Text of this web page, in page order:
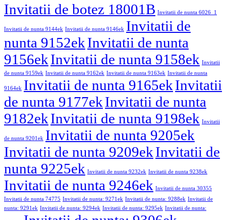
Invitatii de botez 18001B Invitatii de nunta 6026_1
Invitatii de nunta 9144ek Invitatii de nunta 9146ek Invitatii de
nunta 9152ekInvitatii de nunta
9156ekInvitatii de nunta 9158ek Invitatii
de nunta 9159ek Invitatii de nunta 9162ek Invitatii de nunta 9163ek Invitatii de nunta
9164ek Invitatii de nunta 9165ekInvitatii
de nunta 9177ekInvitatii de nunta
9182ekInvitatii de nunta 9198ek Invitatii
de nunta 9201ek Invitatii de nunta 9205ek
Invitatii de nunta 9209ekInvitatii de
nunta 9225ek Invitatii de nunta 9232ek Invitatii de nunta 9238ek
Invitatii de nunta 9246ek Invitatii de nunta 30355
Invitatii de nunta 74775 Invitatii de nunta: 9271ek Invitatii de nunta: 9288ek Invitatii de
nunta: 9291ek Invitatii de nunta: 9294ek Invitatii de nunta: 9295ek Invitatii de nunta: